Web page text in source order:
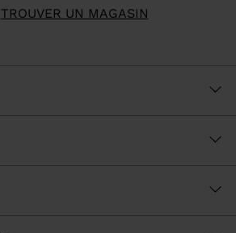
TROUVER UN MAGASIN